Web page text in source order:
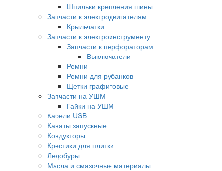
Шпильки крепления шины
Запчасти к электродвигателям
Крыльчатки
Запчасти к электроинструменту
Запчасти к перфораторам
Выключатели
Ремни
Ремни для рубанков
Щетки графитовые
Запчасти на УШМ
Гайки на УШМ
Кабели USB
Канаты запускные
Кондукторы
Крестики для плитки
Ледобуры
Масла и смазочные материалы